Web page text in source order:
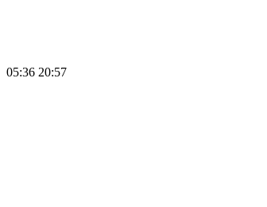
05:36 20:57